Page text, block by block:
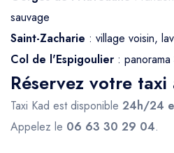
sauvage
Saint-Zacharie : village voisin,
Col de l'Espigoulier :
Réservez votre
Taxi Kad est disponible 24h/24
Appelez le 06 63 30 29 04.